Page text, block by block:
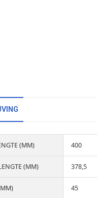
(MM) 400
(MM) 378,5
45